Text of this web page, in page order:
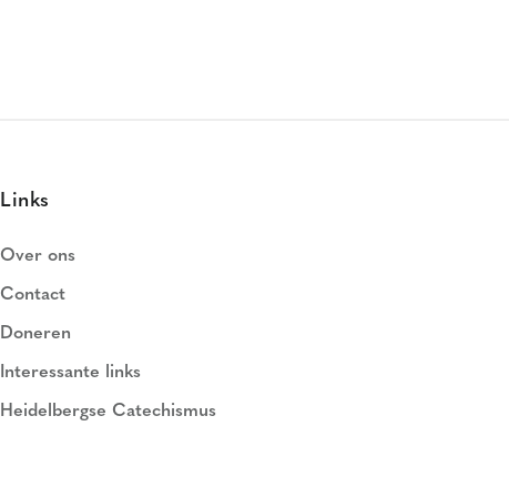
Links
Over ons
Contact
Doneren
Interessante links
Heidelbergse Catechismus